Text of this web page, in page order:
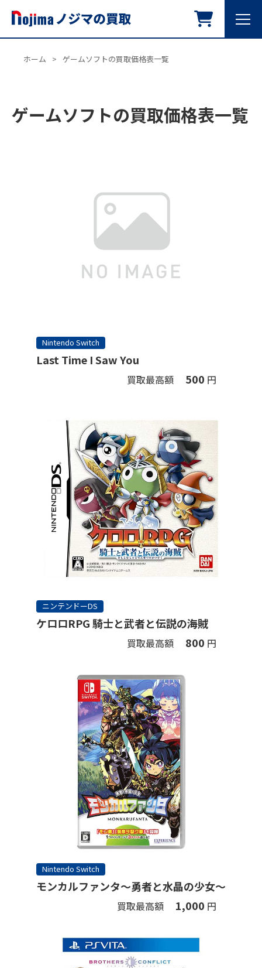
ホーム > ゲームソフトの買取価格表一覧
ゲームソフトの買取価格表一覧
Nintendo Switch
Last Time I Saw You
買取最高額 500 円
ニンテンドーDS
ケロロRPG 騎士と武者と伝説の海賊
買取最高額 800 円
Nintendo Switch
モンカルファンタ～勇者と水晶の少女～
買取最高額 1,000 円